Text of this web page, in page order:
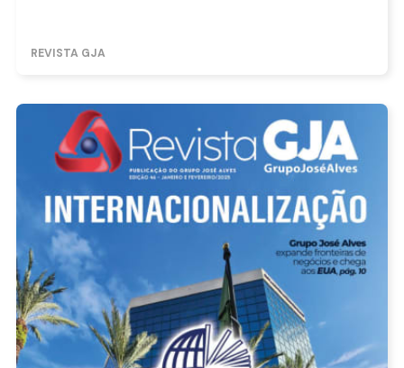
REVISTA GJA